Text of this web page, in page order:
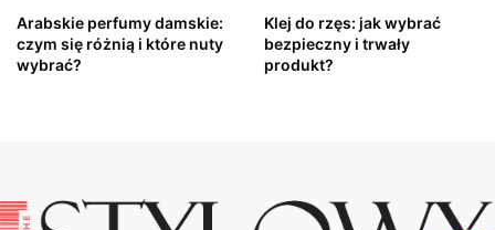
Arabskie perfumy damskie:
czym się różnią i które nuty
wybrać?
Klej do rzęs: jak wybrać
bezpieczny i trwały
produkt?